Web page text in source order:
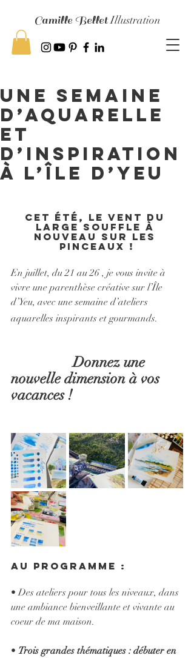
Camille BelletIllustration
Une semaine
d’aquarelle
et
d’inspiration
à l’Île d’Yeu
Cet été, le vent du
large souffle à
nouveau sur les
pinceaux !
En juillet, du 21 au 26 , je vous invite à
vivre une parenthèse créative sur l’Île
d’Yeu, avec une semaine d’ateliers
aquarelles inspirants et gourmands.
                 Donnez une
nouvelle dimension à vos
vacances !
Au programme :
• Des ateliers pour tous les niveaux, dans
une ambiance bienveillante et vivante au
coeur de ma maison.
• Trois grandes thématiques : débuter en